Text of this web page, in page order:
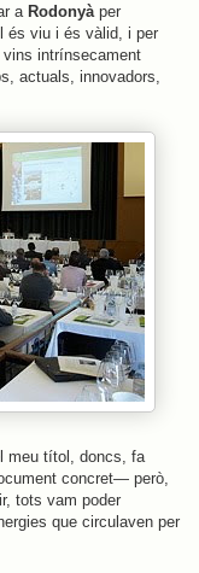
a Rodonyà per
és viu i és vàlid, i per
intrínsecament
actuals, innovadors,
títol, doncs, fa
concret— però,
tots vam poder
que circulaven per